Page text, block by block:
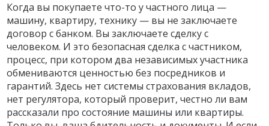
Когда вы покупаете что-то у частного лица —
машину, квартиру, технику — вы не заключаете
договор с банком. Вы заключаете сделку с
человеком. И этобезопасная сделка с частником,
процесс, при котором два независимых участника
обмениваются ценностью без посредников и
гарантий. Здесь нет системы страхования вкладов,
нет регулятора, который проверит, честно ли вам
рассказали про состояние машины или квартиры.